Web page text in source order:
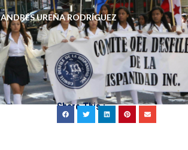
ANDRÉS UREÑA RODRÍGUEZ
Share This :